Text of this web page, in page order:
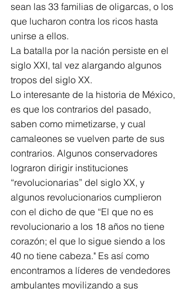
sean las 33 familias de oligarcas, o los
que lucharon contra los ricos hasta
unirse a ellos.
La batalla por la nación persiste en el
siglo XXI, tal vez alargando algunos
tropos del siglo XX.
Lo interesante de la historia de México,
es que los contrarios del pasado,
saben como mimetizarse, y cual
camaleones se vuelven parte de sus
contrarios. Algunos conservadores
lograron dirigir instituciones
“revolucionarias” del siglo XX, y
algunos revolucionarios cumplieron
con el dicho de que “El que no es
revolucionario a los 18 años no tiene
corazón; el que lo sigue siendo a los
40 no tiene cabeza." Es así como
encontramos a líderes de vendedores
ambulantes movilizando a sus